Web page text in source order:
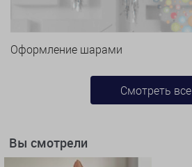
Оформление шарами
Смотреть все
Вы смотрели